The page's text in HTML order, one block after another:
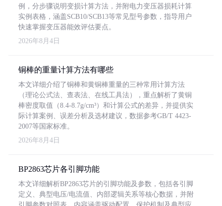
例，分步骤说明变损计算方法，并附电力变压器损耗计算
实例表格，涵盖SCB10/SCB13等常见型号参数，指导用户
快速掌握变压器能效评估要点。
2026年8月4日
铜棒的重量计算方法有哪些
本文详细介绍了铜棒和黄铜棒重量的三种常用计算方法
（理论公式法、查表法、在线工具法），重点解析了黄铜
棒密度取值（8.4-8.7g/cm³）和计算公式的差异，并提供实
际计算案例、误差分析及选材建议，数据参考GB/T 4423-
2007等国家标准。
2026年8月4日
BP2863芯片各引脚功能
本文详细解析BP2863芯片的引脚功能及参数，包括各引脚
定义、典型电压/电流值、内部逻辑关系等核心数据，并附